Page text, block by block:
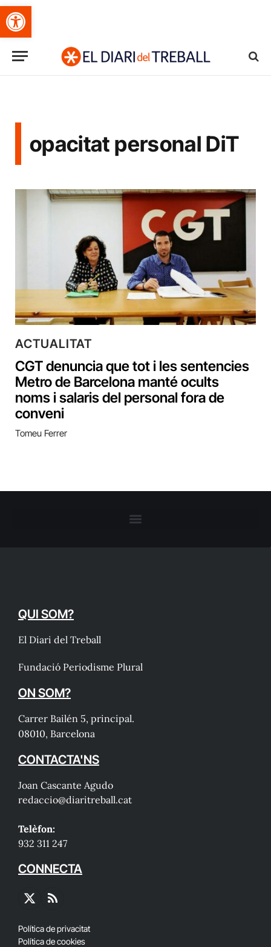
Obre la barra d'eines
opacitat personal DiT
ACTUALITAT
CGT denuncia que tot i les sentencies
Metro de Barcelona manté ocults
noms i salaris del personal fora de
conveni
Tomeu Ferrer
QUI SOM?
El Diari del Treball
Fundació Periodisme Plural
ON SOM?
Carrer Bailén 5, principal.
08010, Barcelona
CONTACTA'NS
Joan Cascante Agudo
redaccio@diaritreball.cat
Telèfon:
932 311 247
CONNECTA
X
RSS
Política de privacitat
Política de cookies